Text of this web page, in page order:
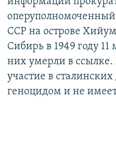
СИБИРЬ.РЕАЛИИ
РАСПИСАНИЕ
ПОДПИШИТЕСЬ НА
СОЦИАЛЬНЫЕ СЕТИ
ССР на острове
Сибирь в 1949 году
них умерли в
участие в
геноцидом и не